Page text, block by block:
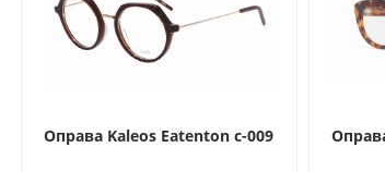
Оправа Kaleos Eatenton c-009